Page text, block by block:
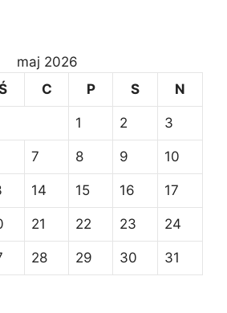
maj 2026
C P S N
1 2 3
7 8 9 10
14 15 16 17
21 22 23 24
28 29 30 31